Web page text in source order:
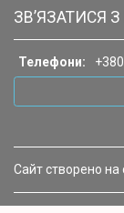
ЗВ’ЯЗАТИСЯ
Телефони:
Сайт створено на